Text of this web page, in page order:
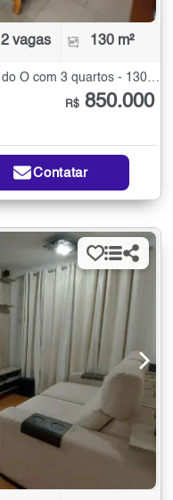
2 vagas 130 m²
Apartamento à Venda na Freguesia do Ó com 3 quartos - 130 m²
R$ 850.000
Contatar